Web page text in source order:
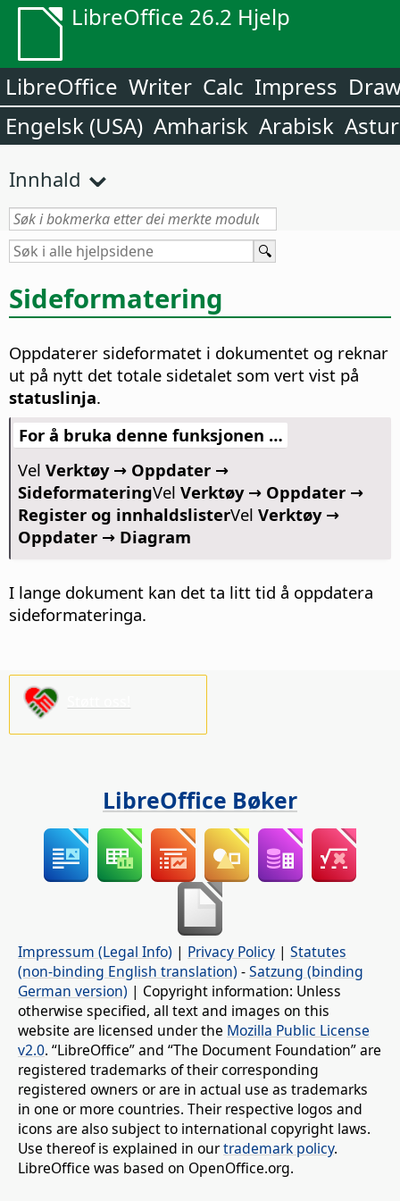
LibreOffice 26.2 Hjelp
LibreOffice Writer Calc Impress
Engelsk (USA) Amharisk Arabisk
Innhald
Sideformatering
Oppdaterer sideformatet i dokumentet og reknar
ut på nytt det totale sidetalet som vert vist på
statuslinja.
For å bruka denne funksjonen …
Vel Verktøy → Oppdater →
SideformateringVel Verktøy → Oppdater →
Register og innhaldslisterVel Verktøy →
Oppdater → Diagram
I lange dokument kan det ta litt tid å oppdatera
sideformateringa.
LibreOffice Bøker
Impressum (Legal Info) | Privacy Policy | Statutes
(non-binding English translation) -Satzung (binding
German version) | Copyright information: Unless
otherwise specified, all text and images on this
website are licensed under the Mozilla Public License
v2.0. “LibreOffice” and “The Document Foundation” are
registered trademarks of their corresponding
registered owners or are in actual use as trademarks
in one or more countries. Their respective logos and
icons are also subject to international copyright laws.
Use thereof is explained in ourtrademark policy.
LibreOffice was based on OpenOffice.org.